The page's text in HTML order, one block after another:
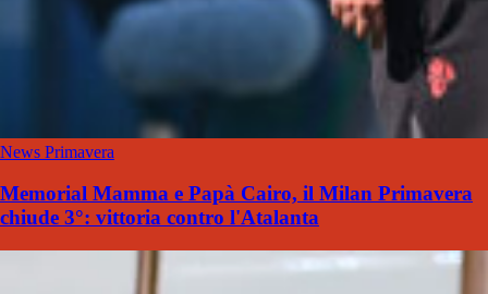
News Primavera
Memorial Mamma e Papà Cairo, il Milan Primavera
chiude 3°: vittoria contro l'Atalanta